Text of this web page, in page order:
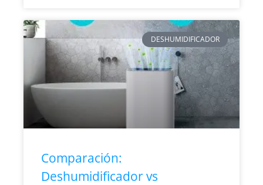
DESHUMIDIFICADOR
Comparación:
Deshumidificador vs